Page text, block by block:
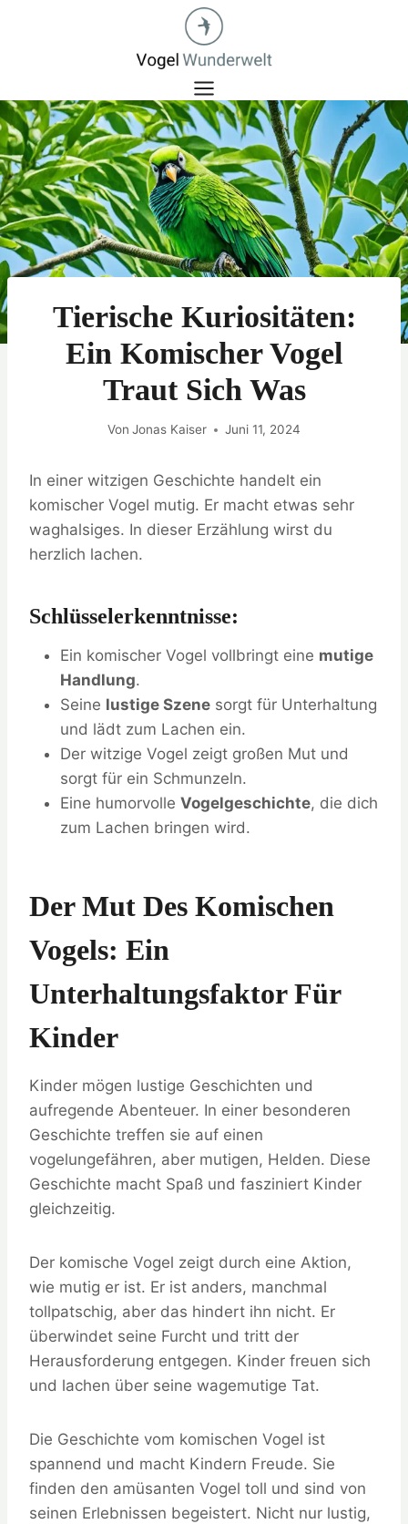
Tierische Kuriositäten:
Ein Komischer Vogel
Traut Sich Was
Von Jonas Kaiser Juni 11, 2024
In einer witzigen Geschichte handelt ein
komischer Vogel mutig. Er macht etwas sehr
waghalsiges. In dieser Erzählung wirst du
herzlich lachen.
Schlüsselerkenntnisse:
Ein komischer Vogel vollbringt eine mutige
Handlung.
Seine lustige Szene sorgt für Unterhaltung
und lädt zum Lachen ein.
Der witzige Vogel zeigt großen Mut und
sorgt für ein Schmunzeln.
Eine humorvolle Vogelgeschichte, die dich
zum Lachen bringen wird.
Der Mut Des Komischen
Vogels: Ein
Unterhaltungsfaktor Für
Kinder
Kinder mögen lustige Geschichten und
aufregende Abenteuer. In einer besonderen
Geschichte treffen sie auf einen
vogelungefähren, aber mutigen, Helden. Diese
Geschichte macht Spaß und fasziniert Kinder
gleichzeitig.
Der komische Vogel zeigt durch eine Aktion,
wie mutig er ist. Er ist anders, manchmal
tollpatschig, aber das hindert ihn nicht. Er
überwindet seine Furcht und tritt der
Herausforderung entgegen. Kinder freuen sich
und lachen über seine wagemutige Tat.
Die Geschichte vom komischen Vogel ist
spannend und macht Kindern Freude. Sie
finden den amüsanten Vogel toll und sind von
seinen Erlebnissen begeistert. Nicht nur lustig,